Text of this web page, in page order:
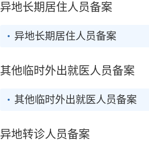
异地长期居住人员备案
异地长期居住人员备案
其他临时外出就医人员备案
其他临时外出就医人员备案
异地转诊人员备案